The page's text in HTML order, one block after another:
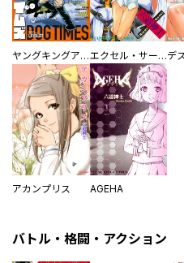
ヤングキングアワーズ エクセル・サーガデ
アカンプリス AGEHA
バトル・格闘・アクション